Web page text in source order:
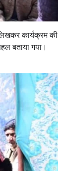
कार्यक्रम की
बताया गया।